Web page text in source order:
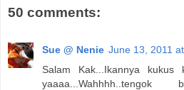
50 comments:
Sue @ Nenie June 13, 2011
Salam Kak...Ikannya